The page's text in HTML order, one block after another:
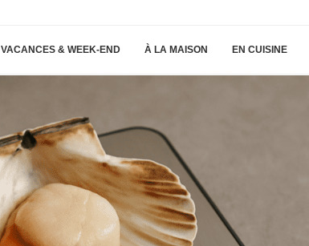
VACANCES & WEEK-END À LA MAISON EN CUISINE